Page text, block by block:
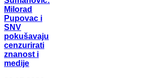
Milorad
Pupovac i
SNV
pokušavaju
cenzurirati
znanost i
medije